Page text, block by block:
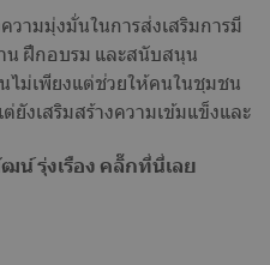
วามมุ่งมั่นในการส่งเสริมการมี
น ฝึกอบรม และสนับสนุน
ไม่เพียงแต่ช่วยให้คนในชุมชน
งเสริมสร้างความเข้มแข็งและ
รุ่งเรือง คลิ๊กที่นี่เลย